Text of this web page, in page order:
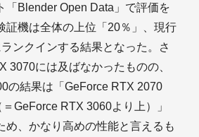
「Blender Open Data」で評価を
証機は全体の上位「20％」、現行
ンクインする結果となった。さ
3070には及ばなかったものの、
の結果は「GeForce RTX 2070
GeForce RTX 3060より上）」
め、かなり高めの性能と言えるも